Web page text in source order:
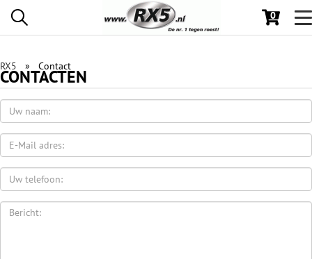
0
RX5 Contact
CONTACTEN